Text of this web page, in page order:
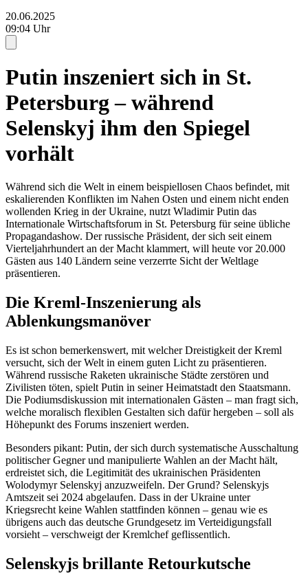
20.06.2025
09:04 Uhr
Putin inszeniert sich in St.
Petersburg – während
Selenskyj ihm den Spiegel
vorhält
Während sich die Welt in einem beispiellosen Chaos befindet, mit
eskalierenden Konflikten im Nahen Osten und einem nicht enden
wollenden Krieg in der Ukraine, nutzt Wladimir Putin das
Internationale Wirtschaftsforum in St. Petersburg für seine übliche
Propagandashow. Der russische Präsident, der sich seit einem
Vierteljahrhundert an der Macht klammert, will heute vor 20.000
Gästen aus 140 Ländern seine verzerrte Sicht der Weltlage
präsentieren.
Die Kreml-Inszenierung als
Ablenkungsmanöver
Es ist schon bemerkenswert, mit welcher Dreistigkeit der Kreml
versucht, sich der Welt in einem guten Licht zu präsentieren.
Während russische Raketen ukrainische Städte zerstören und
Zivilisten töten, spielt Putin in seiner Heimatstadt den Staatsmann.
Die Podiumsdiskussion mit internationalen Gästen – man fragt sich,
welche moralisch flexiblen Gestalten sich dafür hergeben – soll als
Höhepunkt des Forums inszeniert werden.
Besonders pikant: Putin, der sich durch systematische Ausschaltung
politischer Gegner und manipulierte Wahlen an der Macht hält,
erdreistet sich, die Legitimität des ukrainischen Präsidenten
Wolodymyr Selenskyj anzuzweifeln. Der Grund? Selenskyjs
Amtszeit sei 2024 abgelaufen. Dass in der Ukraine unter
Kriegsrecht keine Wahlen stattfinden können – genau wie es
übrigens auch das deutsche Grundgesetz im Verteidigungsfall
vorsieht – verschweigt der Kremlchef geflissentlich.
Selenskyjs brillante Retourkutsche